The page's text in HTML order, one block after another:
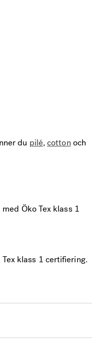
du pilé,cotton och
Öko Tex klass 1
klass 1 certifiering.